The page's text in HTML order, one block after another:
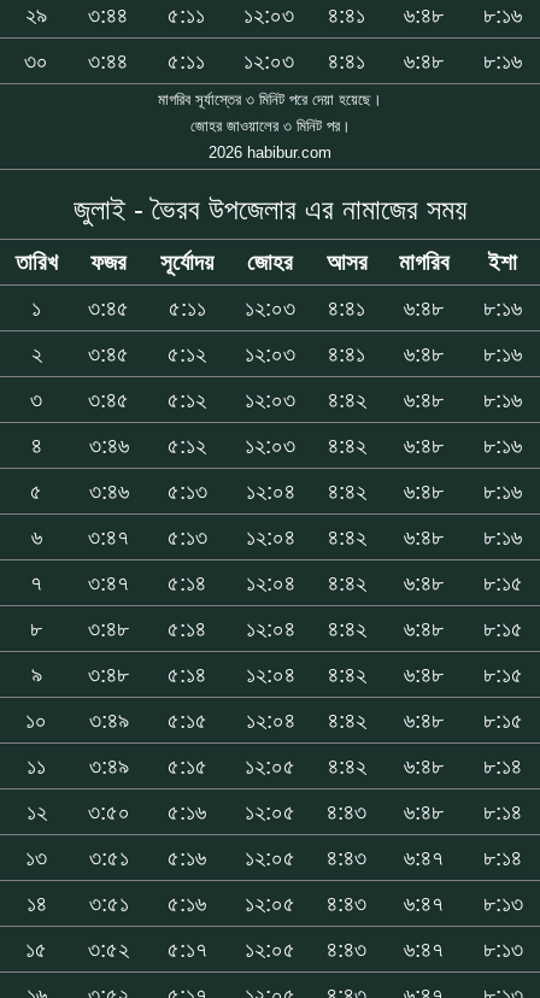
২৯
৩:৪৪ ৫:১১ ১২:০৩ ৪:৪১ ৬:৪৮
৮:১৬
৩০
৩:৪৪ ৫:১১ ১২:০৩ ৪:৪১ ৬:৪৮ ৮:১৬
মাগরিব সূর্যাস্তের ৩ মিনিট পরে দেয়া হয়েছে।
জোহর জাওয়ালের ৩ মিনিট পর।
2026 habibur.com
জুলাই - ভৈরব উপজেলার এর নামাজের সময়
তারিখ ফজর সূর্যোদয় জোহর আসর মাগরিব
ইশা
১
৩:৪৫ ৫:১১ ১২:০৩ ৪:৪১ ৬:৪৮
৮:১৬
২
৩:৪৫ ৫:১২ ১২:০৩ ৪:৪১ ৬:৪৮
৮:১৬
৩
৩:৪৫ ৫:১২ ১২:০৩ ৪:৪২ ৬:৪৮
৮:১৬
৪
৩:৪৬ ৫:১২ ১২:০৩ ৪:৪২ ৬:৪৮
৮:১৬
৫
৩:৪৬ ৫:১৩ ১২:০৪ ৪:৪২ ৬:৪৮
৮:১৬
৬
৩:৪৭ ৫:১৩ ১২:০৪ ৪:৪২ ৬:৪৮
৮:১৬
৭
৩:৪৭ ৫:১৪ ১২:০৪ ৪:৪২ ৬:৪৮
৮:১৫
৮
৩:৪৮ ৫:১৪ ১২:০৪ ৪:৪২ ৬:৪৮
৮:১৫
৯
৩:৪৮ ৫:১৪ ১২:০৪ ৪:৪২ ৬:৪৮
৮:১৫
১০
৩:৪৯ ৫:১৫ ১২:০৪ ৪:৪২ ৬:৪৮
৮:১৫
১১
৩:৪৯ ৫:১৫ ১২:০৫ ৪:৪২ ৬:৪৮
৮:১৪
১২
৩:৫০ ৫:১৬ ১২:০৫ ৪:৪৩ ৬:৪৮
৮:১৪
১৩
৩:৫১ ৫:১৬ ১২:০৫ ৪:৪৩ ৬:৪৭
৮:১৪
১৪
৩:৫১ ৫:১৬ ১২:০৫ ৪:৪৩ ৬:৪৭
৮:১৩
১৫
৩:৫২ ৫:১৭ ১২:০৫ ৪:৪৩ ৬:৪৭
৮:১৩